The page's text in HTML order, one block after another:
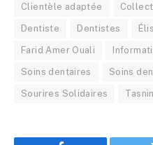
Clientèle adaptée
Dentiste Dentistes
Farid Amer Ouali
Soins dentaires Soins
Sourires Solidaires